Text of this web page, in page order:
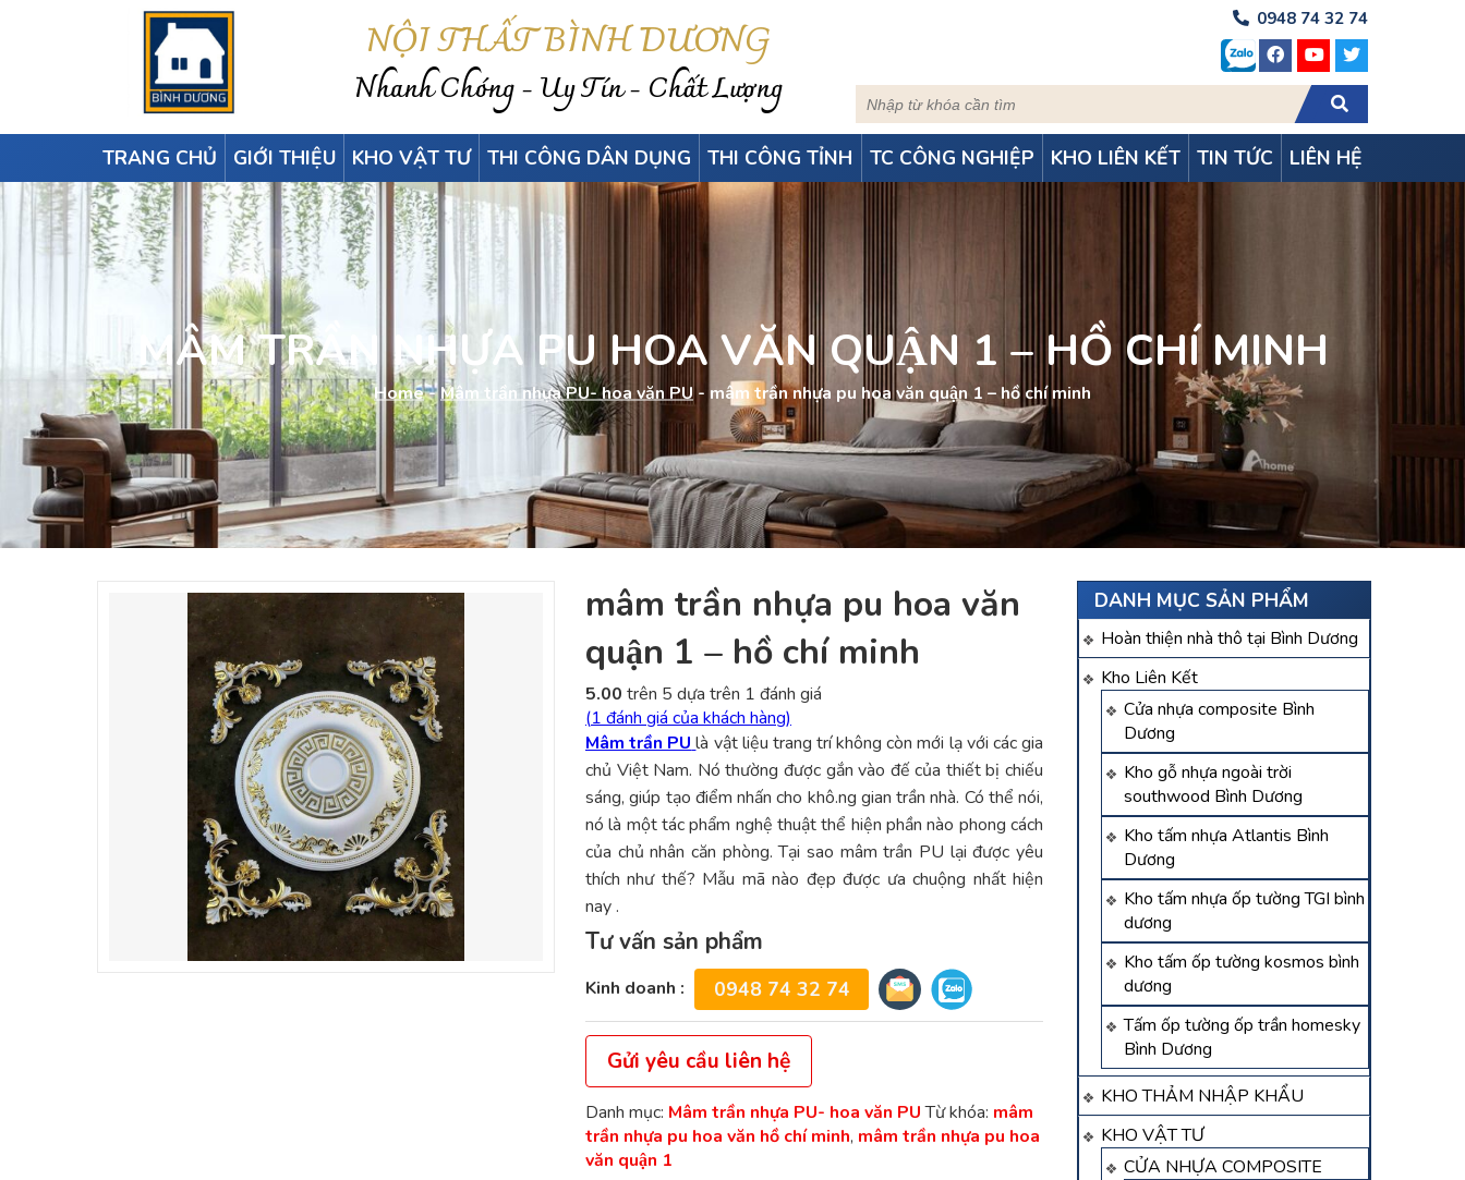
NỘI THẤT BÌNH DƯƠNG
Nhanh Chóng - Uy Tín - Chất Lượng
0948 74 32 74
TRANG CHỦ GIỚI THIỆU KHO VẬT TƯ THI CÔNG DÂN DỤNG THI CÔNG TỈNH TC CÔNG NGHIỆP KHO LIÊN KẾT TIN TỨC LIÊN HỆ
MÂM TRẦN NHỰA PU HOA VĂN QUẬN 1 – HỒ CHÍ MINH
Home-Mâm trần nhựa PU- hoa văn PU - mâm trần nhựa pu hoa văn quận 1 – hồ chí minh
DANH MỤC SẢN PHẨM
Hoàn thiện nhà thô tại Bình Dương
Kho Liên Kết
Cửa nhựa composite Bình
Dương
Kho gỗ nhựa ngoài trời
southwood Bình Dương
Kho tấm nhựa Atlantis Bình
Dương
Kho tấm nhựa ốp tường TGI bình
dương
Kho tấm ốp tường kosmos bình
dương
Tấm ốp tường ốp trần homesky
Bình Dương
KHO THẢM NHẬP KHẨU
KHO VẬT TƯ
CỬA NHỰA COMPOSITE
mâm trần nhựa pu hoa văn
quận 1 – hồ chí minh
5.00 trên 5 dựa trên 1 đánh giá
(1 đánh giá của khách hàng)
Mâm trần PU là vật liệu trang trí không còn mới lạ với các gia
chủ Việt Nam. Nó thường được gắn vào đế của thiết bị chiếu
sáng, giúp tạo điểm nhấn cho khô.ng gian trần nhà. Có thể nói,
nó là một tác phẩm nghệ thuật thể hiện phần nào phong cách
của chủ nhân căn phòng. Tại sao mâm trần PU lại được yêu
thích như thế? Mẫu mã nào đẹp được ưa chuộng nhất hiện
nay .
Tư vấn sản phẩm
Kinh doanh : 0948 74 32 74
Gửi yêu cầu liên hệ
Danh mục: Mâm trần nhựa PU- hoa văn PU Từ khóa: mâm
trần nhựa pu hoa văn hồ chí minh, mâm trần nhựa pu hoa
văn quận 1